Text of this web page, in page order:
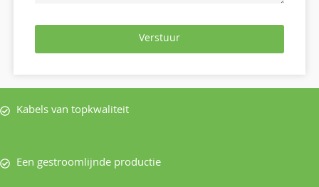
Verstuur
Kabels van topkwaliteit
Een gestroomlijnde productie